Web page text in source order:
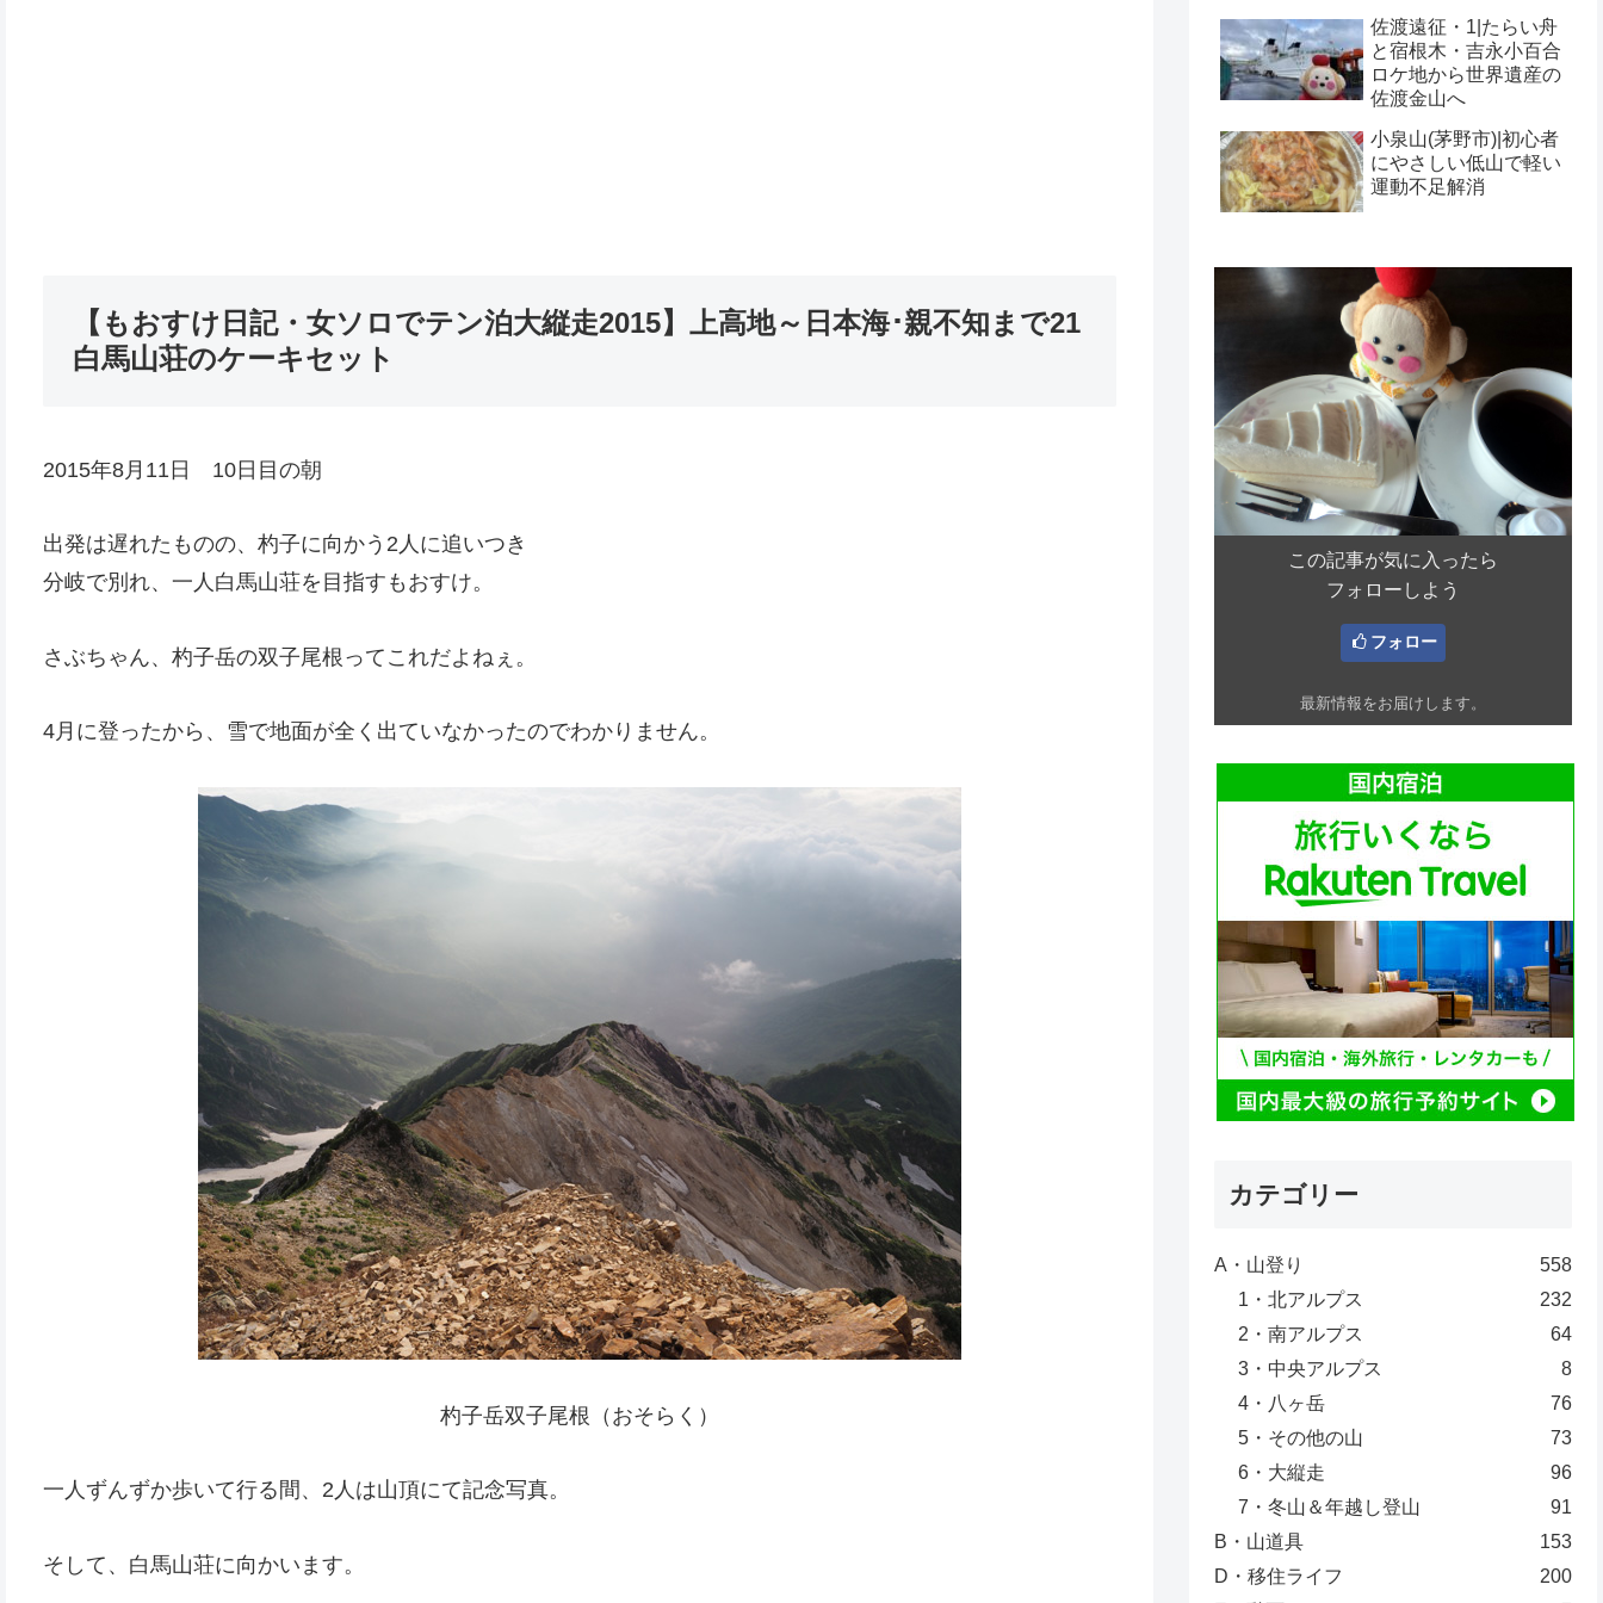
【もおすけ日記・女ソロでテン泊大縦走2015】上高地～日本海･親不知まで21
白馬山荘のケーキセット
2015年8月11日 10日目の朝
出発は遅れたものの、杓子に向かう2人に追いつき
分岐で別れ、一人白馬山荘を目指すもおすけ。
さぶちゃん、杓子岳の双子尾根ってこれだよねぇ。
4月に登ったから、雪で地面が全く出ていなかったのでわかりません。
杓子岳双子尾根（おそらく）
一人ずんずか歩いて行る間、2人は山頂にて記念写真。
そして、白馬山荘に向かいます。
佐渡遠征・1|たらい舟
と宿根木・吉永小百合
ロケ地から世界遺産の
佐渡金山へ
小泉山(茅野市)|初心者
にやさしい低山で軽い
運動不足解消
この記事が気に入ったら
フォローしよう
フォロー
最新情報をお届けします。
カテゴリー
A・山登り
558
1・北アルプス
232
2・南アルプス
64
3・中央アルプス
8
4・八ヶ岳
76
5・その他の山
73
6・大縦走
96
7・冬山＆年越し登山
91
B・山道具
153
D・移住ライフ
200